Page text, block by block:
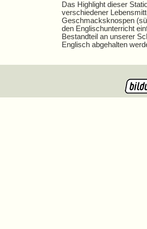
Das Highlight dieser
verschiedener
Geschmacksknospen
den Englischunterricht
Bestandteil an unserer
Englisch abgehalten